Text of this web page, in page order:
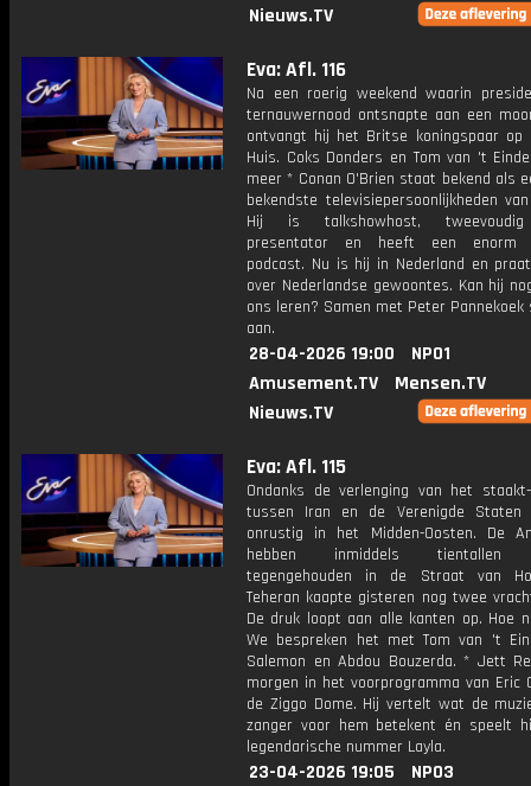
Nieuws.TV
Eva: Afl. 116
Na een roerig weekend waarin
ternauwernood ontsnapte aan een
ontvangt hij het Britse koningspaar op
Huis. Coks Donders en Tom van 't
meer * Conan O'Brien staat bekend als
bekendste televisiepersoonlijkheden
Hij is talkshowhost,
presentator en heeft een enorm
podcast. Nu is hij in Nederland en
over Nederlandse gewoontes. Kan hij
ons leren? Samen met Peter
aan.
28-04-2026 19:00
NPO1
Amusement.TV
Mensen.TV
Nieuws.TV
Eva: Afl. 115
Ondanks de verlenging van het
tussen Iran en de Verenigde
onrustig in het Midden-Oosten. De
hebben inmiddels tientallen
tegengehouden in de Straat van
Teheran kaapte gisteren nog twee
De druk loopt aan alle kanten op. Hoe
We bespreken het met Tom van 't
Salemon en Abdou Bouzerda. * Jett
morgen in het voorprogramma van Eric
de Ziggo Dome. Hij vertelt wat de
zanger voor hem betekent én speelt
legendarische nummer Layla.
23-04-2026 19:05
NPO3